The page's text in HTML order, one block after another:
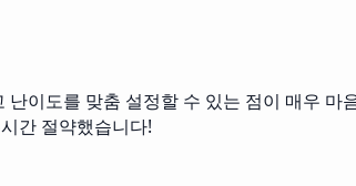
이도를 맞춤 설정할 수 있는 점이 매우
간 절약했습니다!